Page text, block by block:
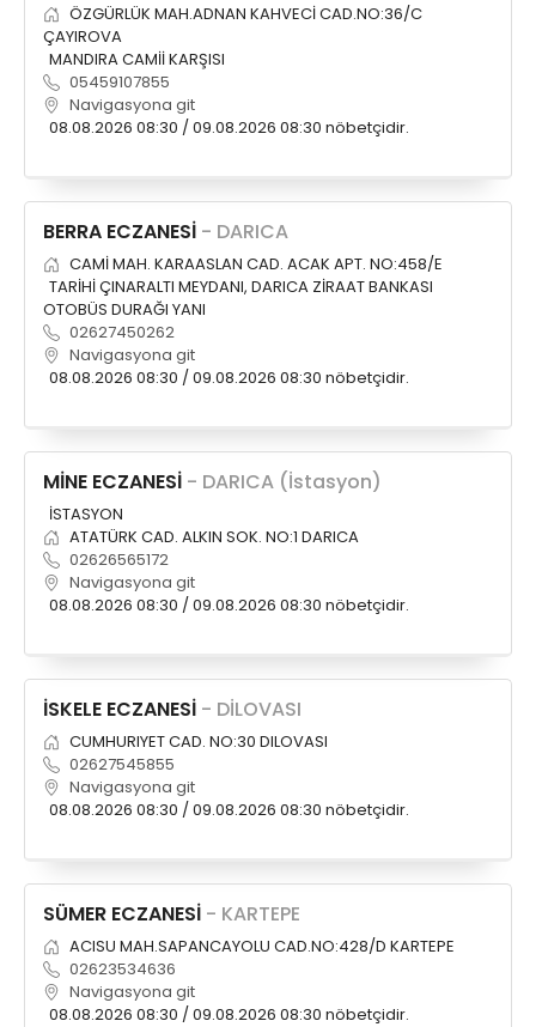
ÖZGÜRLÜK MAH.ADNAN KAHVECİ CAD.NO:36/C
ÇAYIROVA
MANDIRA CAMİİ KARŞISI
05459107855
Navigasyona git
08.08.2026 08:30 / 09.08.2026 08:30 nöbetçidir.
BERRA ECZANESİ - DARICA
CAMİ MAH. KARAASLAN CAD. ACAK APT. NO:458/E
TARİHİ ÇINARALTI MEYDANI, DARICA ZİRAAT BANKASI
OTOBÜS DURAĞI YANI
02627450262
Navigasyona git
08.08.2026 08:30 / 09.08.2026 08:30 nöbetçidir.
MİNE ECZANESİ - DARICA (İstasyon)
İSTASYON
ATATÜRK CAD. ALKIN SOK. NO:1 DARICA
02626565172
Navigasyona git
08.08.2026 08:30 / 09.08.2026 08:30 nöbetçidir.
İSKELE ECZANESİ - DİLOVASI
CUMHURIYET CAD. NO:30 DILOVASI
02627545855
Navigasyona git
08.08.2026 08:30 / 09.08.2026 08:30 nöbetçidir.
SÜMER ECZANESİ - KARTEPE
ACISU MAH.SAPANCAYOLU CAD.NO:428/D KARTEPE
02623534636
Navigasyona git
08.08.2026 08:30 / 09.08.2026 08:30 nöbetçidir.